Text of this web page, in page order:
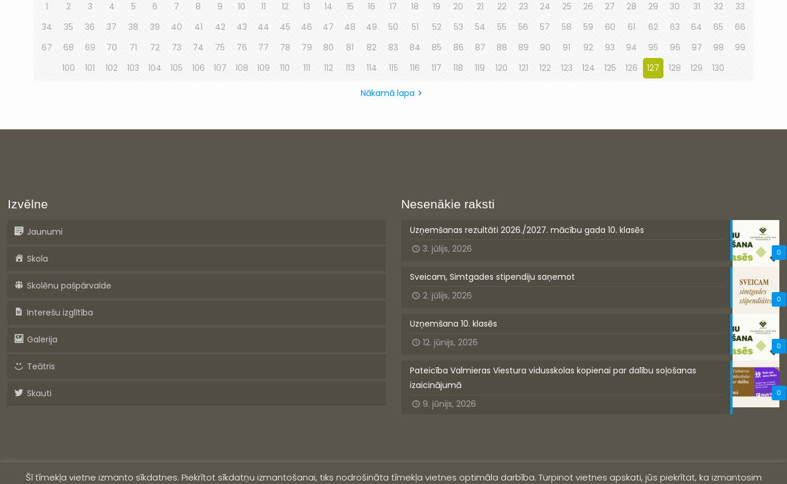
1 2 3 4 5 6 7 8 9 10 11 12 13 14 15 16 17 18 19 20 21 22 23 24 25 26 27 28 29 30 31 32
33
34
35 36 37 38 39 40 41 42 43 44 45 46 47 48 49 50 51 52 53 54 55 56 57 58 59 60 61 62 63 64 65
66
67
68 69 70 71 72 73 74 75 76 77 78 79 80 81 82 83 84 85 86 87 88 89 90 91 92 93 94 95 96 97 98
99
100
101 102 103 104 105 106 107 108 109 110 111 112 113 114 115 116 117 118 119 120 121 122 123 124 125 126 127 128 129 130
Nākamā lapa
Izvēlne
Jaunumi
Skola
Skolēnu pašpārvalde
Interešu izglītība
Galerija
Teātris
Skauti
Nesenākie raksti
0
Uzņemšanas rezultāti 2026./2027. mācību gada 10. klasēs
3. jūlijs, 2026
0
Sveicam, Simtgades stipendiju saņemot
2. jūlijs, 2026
0
Uzņemšana 10. klasēs
12. jūnijs, 2026
0
Pateicība Valmieras Viestura vidusskolas kopienai par dalību soļošanas
izaicinājumā
9. jūnijs, 2026
Šī tīmekļa vietne izmanto sīkdatnes. Piekrītot sīkdatņu izmantošanai, tiks nodrošināta tīmekļa vietnes optimāla darbība. Turpinot vietnes apskati, jūs piekrītat, ka izmantosim